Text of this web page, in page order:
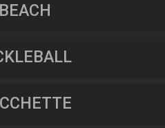
BEACH